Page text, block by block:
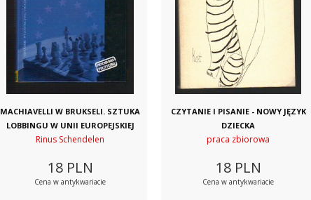
MACHIAVELLI W BRUKSELI. SZTUKA
LOBBINGU W UNII EUROPEJSKIEJ
Rinus Schendelen
18 PLN
Cena w antykwariacie
CZYTANIE I PISANIE - NOWY JĘZYK
DZIECKA
praca zbiorowa
18 PLN
Cena w antykwariacie